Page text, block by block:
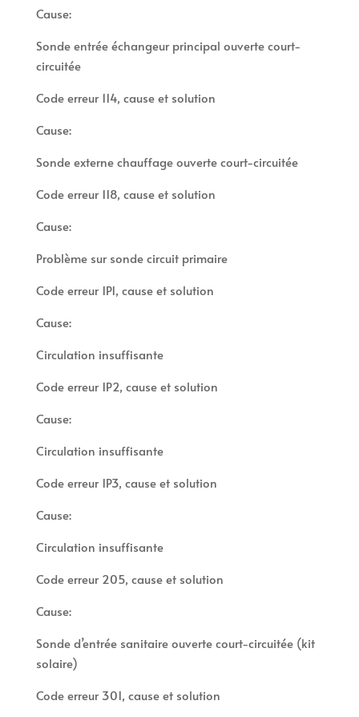
Cause:
Sonde entrée échangeur principal ouverte court-
circuitée
Code erreur 114, cause et solution
Cause:
Sonde externe chauffage ouverte court-circuitée
Code erreur 118, cause et solution
Cause:
Problème sur sonde circuit primaire
Code erreur 1P1, cause et solution
Cause:
Circulation insuffisante
Code erreur 1P2, cause et solution
Cause:
Circulation insuffisante
Code erreur 1P3, cause et solution
Cause:
Circulation insuffisante
Code erreur 205, cause et solution
Cause:
Sonde d’entrée sanitaire ouverte court-circuitée (kit
solaire)
Code erreur 301, cause et solution